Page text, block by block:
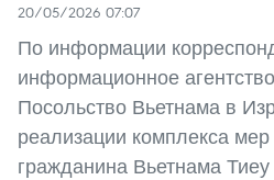
20/05/2026 07:07
По информации
информационное
Посольство Вьетнама в
реализации комплекса
гражданина Вьетнама